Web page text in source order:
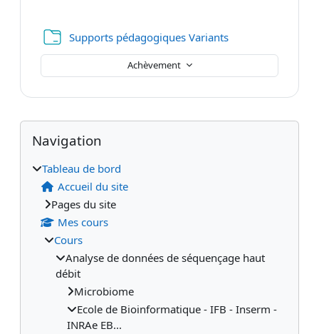
Supports pédagogiques VariantsDossier
Achèvement
Blocs
Blocs supplémentaires
Passer Navigation
Navigation
Tableau de bord
Accueil du site
Pages du site
Mes cours
Cours
Analyse de données de séquençage haut
débit
Microbiome
Ecole de Bioinformatique - IFB - Inserm -
INRAe EB...